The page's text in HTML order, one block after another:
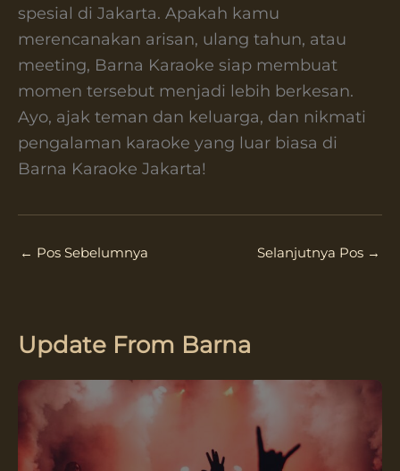
spesial di Jakarta. Apakah kamu
merencanakan arisan, ulang tahun, atau
meeting, Barna Karaoke siap membuat
momen tersebut menjadi lebih berkesan.
Ayo, ajak teman dan keluarga, dan nikmati
pengalaman karaoke yang luar biasa di
Barna Karaoke Jakarta!
← Pos Sebelumnya Selanjutnya Pos →
Update From Barna